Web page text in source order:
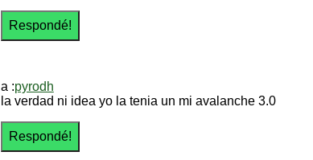
a :pyrodh
la verdad ni idea yo la tenia un mi avalanche 3.0